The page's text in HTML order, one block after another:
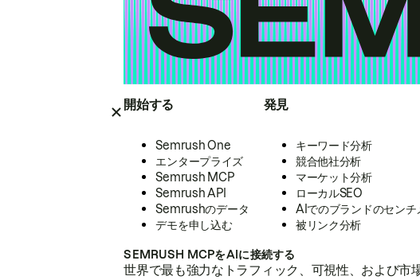
開始する
Semrush One
エンタープライズ
Semrush MCP
Semrush API
Semrushのデータ
デモを申し込む
発見
キーワード分析
競合他社分析
マーケット分析
ローカルSEO
AIでのブランドのセンチ
被リンク分析
SEMRUSH MCPをAIに接続する
世界で最も強力なトラフィック、可視性、および